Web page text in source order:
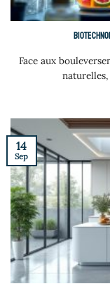
Face aux
naturelles,
14
Sep